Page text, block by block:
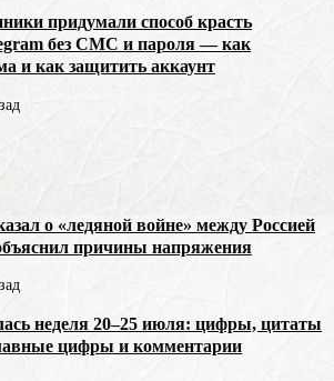
придумали способ красть
без СМС и пароля — как
и как защитить аккаунт
о «ледяной войне» между Россией
причины напряжения
неделя 20–25 июля: цифры, цитаты
цифры и комментарии